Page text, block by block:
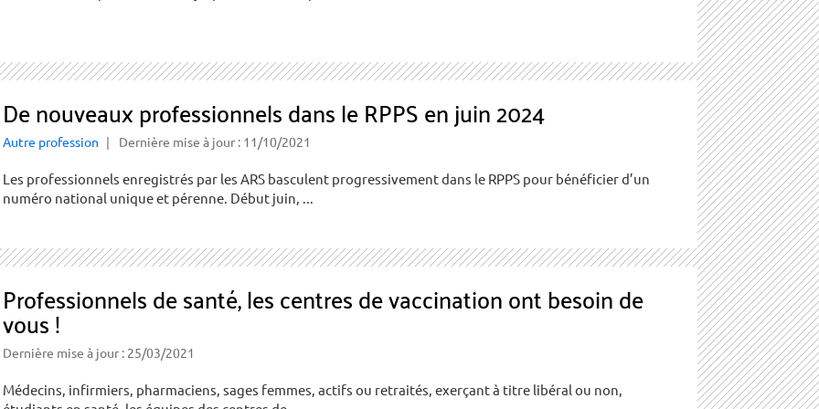
De nouveaux professionnels dans le RPPS en juin 2024
Autre profession Dernière mise à jour : 11/10/2021
Les professionnels enregistrés par les ARS basculent progressivement dans le RPPS pour bénéficier d’un
numéro national unique et pérenne. Début juin, ...
Professionnels de santé, les centres de vaccination ont besoin de
vous !
Dernière mise à jour : 25/03/2021
Médecins, infirmiers, pharmaciens, sages femmes, actifs ou retraités, exerçant à titre libéral ou non,